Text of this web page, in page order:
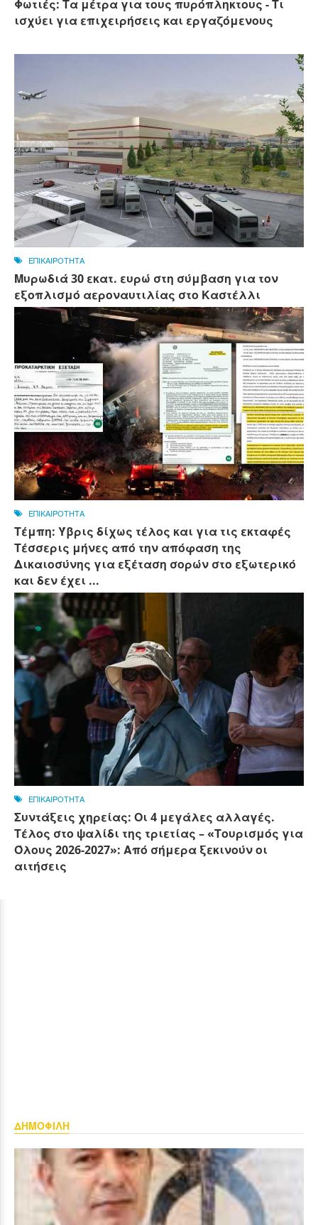
Φωτιές: Τα μέτρα για τους πυρόπληκτους - Τι
ισχύει για επιχειρήσεις και εργαζόμενους
ΕΠΙΚΑΙΡΟΤΗΤΑ
Μυρωδιά 30 εκατ. ευρώ στη σύμβαση για τον
εξοπλισμό αεροναυτιλίας στο Καστέλλι
ΕΠΙΚΑΙΡΟΤΗΤΑ
Τέμπη: Ύβρις δίχως τέλος και για τις εκταφές
Τέσσερις μήνες από την απόφαση της
Δικαιοσύνης για εξέταση σορών στο εξωτερικό
και δεν έχει ...
ΕΠΙΚΑΙΡΟΤΗΤΑ
Συντάξεις χηρείας: Οι 4 μεγάλες αλλαγές.
Τέλος στο ψαλίδι της τριετίας – «Τουρισμός για
Όλους 2026-2027»: Από σήμερα ξεκινούν οι
αιτήσεις
ΔΗΜΟΦΙΛΗ